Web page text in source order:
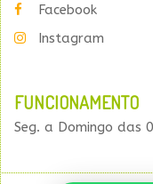
Facebook
Instagram
FUNCIONAMENTO
Seg. a Domingo das